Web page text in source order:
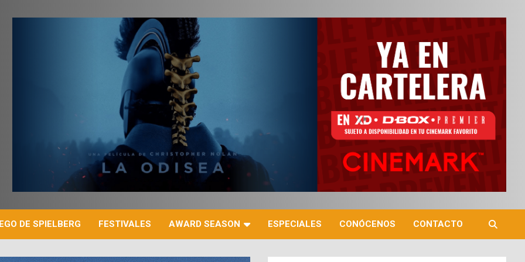
DE SPIELBERG FESTIVALES AWARD SEASON ESPECIALES CONÓCENOS CONTACTO